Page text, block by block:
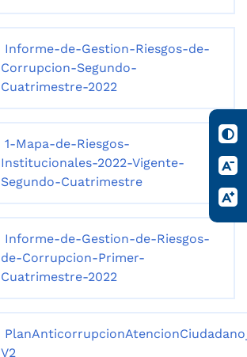
Informe-de-Gestion-Riesgos-de-
Corrupcion-Segundo-
Cuatrimestre-2022
1-Mapa-de-Riesgos-
Institucionales-2022-Vigente-
Segundo-Cuatrimestre
Informe-de-Gestion-de-Riesgos-
de-Corrupcion-Primer-
Cuatrimestre-2022
V2